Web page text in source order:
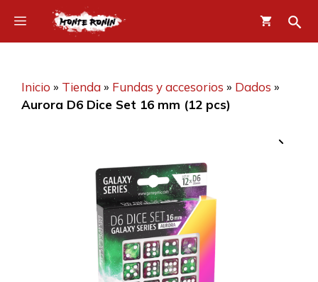
contenido
Menú
Inicio » Tienda» Fundas y accesorios » Dados »
Aurora D6 Dice Set 16 mm (12 pcs)